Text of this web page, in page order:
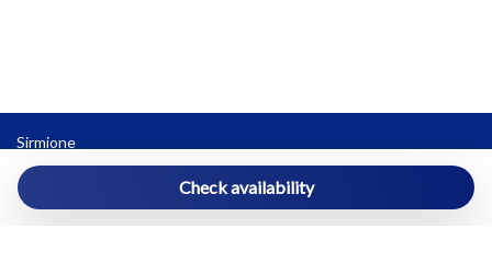
Check availability
Sirmione
sirmione@vivereilgarda.net
3396341092